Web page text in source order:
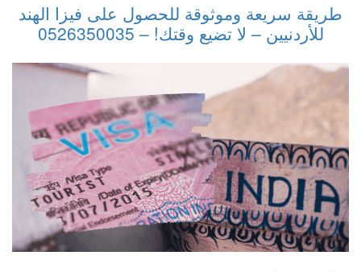
طريقة سريعة وموثوقة للحصول على فيزا الهند
للأردنيين – لا تضيع وقتك! – 0526350035